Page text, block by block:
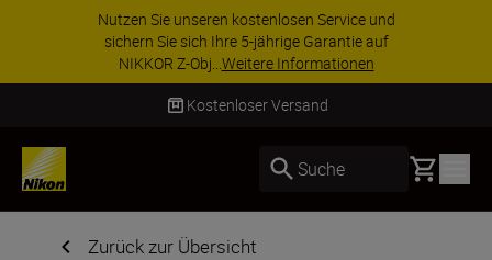
Sie unseren kostenlosen Service und
Sie sich Ihre 5-jährige Garantie auf
Weitere Informationen
Kostenloser Versand
Suche Basket
Zurück zur Übersicht